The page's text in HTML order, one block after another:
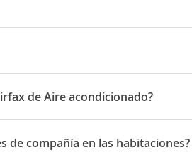
Parkway
de Aire acondicionado?
Aire acondicionado
de compañía en las habitaciones?